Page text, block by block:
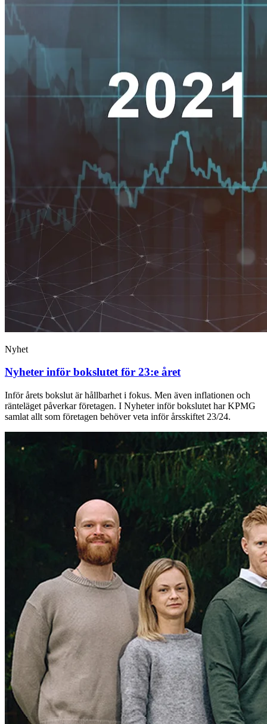
Nyhet
Nyheter inför bokslutet för 23:e året
Inför årets bokslut är hållbarhet i fokus. Men även inflationen och
ränteläget påverkar företagen. I Nyheter inför bokslutet har KPMG
samlat allt som företagen behöver veta inför årsskiftet 23/24.